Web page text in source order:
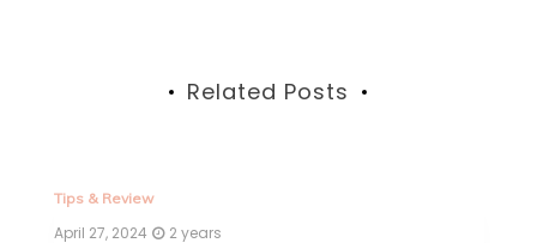
Related Posts
Tips & Review
April 27, 2024 2 years